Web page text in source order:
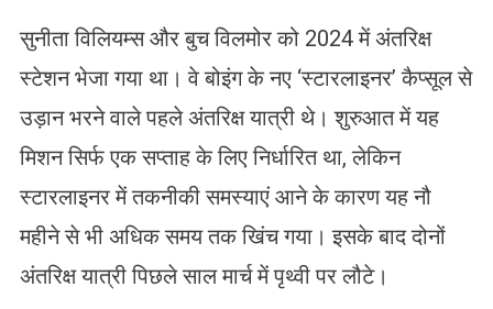
सुनीता विलियम्स और बुच विलमोर को 2024 में अंतरिक्ष
स्टेशन भेजा गया था। वे बोइंग के नए ‘स्टारलाइनर’ कैप्सूल से
उड़ान भरने वाले पहले अंतरिक्ष यात्री थे। शुरुआत में यह
मिशन सिर्फ एक सप्ताह के लिए निर्धारित था, लेकिन
स्टारलाइनर में तकनीकी समस्याएं आने के कारण यह नौ
महीने से भी अधिक समय तक खिंच गया। इसके बाद दोनों
अंतरिक्ष यात्री पिछले साल मार्च में पृथ्वी पर लौटे।